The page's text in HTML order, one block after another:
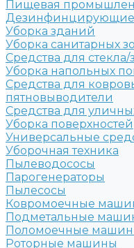
Пищевая
Дезинфинцирующие
Уборка зданий
Уборка санитарных
Средства для стекла/
Уборка напольных
Средства для
пятновыводители
Средства для
Уборка поверхностей
Универсальные
Уборочная техника
Пылеводососы
Парогенераторы
Пылесосы
Ковромоечные
Подметальные
Поломоечные
Роторные машины